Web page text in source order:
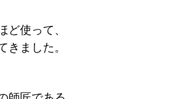
ど使って、
きました。